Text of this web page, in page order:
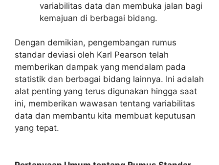
variabilitas data dan membuka jalan bagi
kemajuan di berbagai bidang.
Dengan demikian, pengembangan rumus
standar deviasi oleh Karl Pearson telah
memberikan dampak yang mendalam pada
statistik dan berbagai bidang lainnya. Ini adalah
alat penting yang terus digunakan hingga saat
ini, memberikan wawasan tentang variabilitas
data dan membantu kita membuat keputusan
yang tepat.